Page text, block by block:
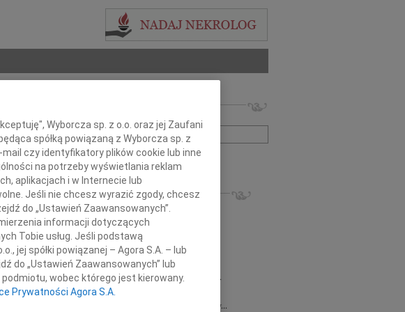
+ szukanie zaawansowane
INNE NEKROLOGI
06.08.2026Gdańsk
Drogi Piotrze Koleżanki i Koledzy z firmy...
05.08.2026Gdańsk
Nasze Koleżance Renacie Sęk w trudnych...
04.08.2026Gdańsk
Panu Piotrowi Widzowi Radnemu Sejmiku...
Zofia Mazurek
Naszej Koleżance Beacie Rumińskiej wyrazy...
Wyborcza sp. z o.o. oraz jej Zaufani
spółką powiązaną z Wyborcza sp. z
czy identyfikatory plików cookie lub inne
na potrzeby wyświetlania reklam
aplikacjach i w Internecie lub
Jeśli nie chcesz wyrazić zgody, chcesz
do „Ustawień Zaawansowanych”.
informacji dotyczących
Tobie usług. Jeśli podstawą
jej spółki powiązanej – Agora S.A. – lub
do „Ustawień Zaawansowanych” lub
wobec którego jest kierowany.
Prywatności Agora S.A.